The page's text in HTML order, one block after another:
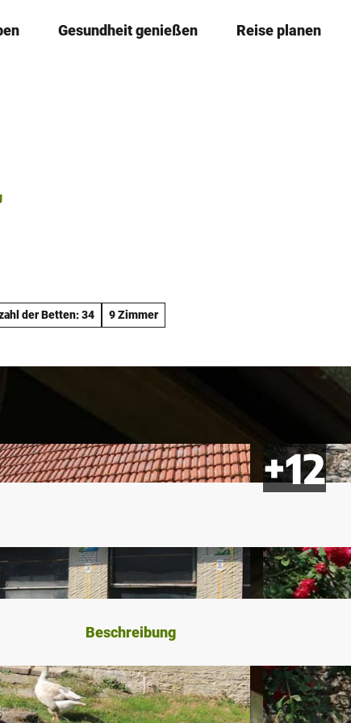
Gesundheit genießen Reise planen
der Betten: 34 9 Zimmer
Beschreibung